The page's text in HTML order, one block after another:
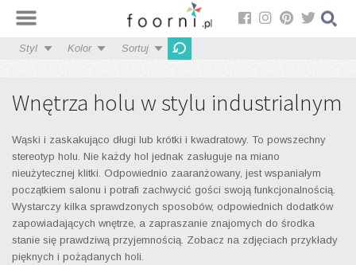
Styl Kolor Sortuj
Wnętrza holu w stylu industrialnym
Wąski i zaskakująco długi lub krótki i kwadratowy. To powszechny
stereotyp holu. Nie każdy hol jednak zasługuje na miano
nieużytecznej klitki. Odpowiednio zaaranżowany, jest wspaniałym
początkiem salonu i potrafi zachwycić gości swoją funkcjonalnością.
Wystarczy kilka sprawdzonych sposobów, odpowiednich dodatków
zapowiadających wnętrze, a zapraszanie znajomych do środka
stanie się prawdziwą przyjemnością. Zobacz na zdjęciach przykłady
pięknych i pożądanych holi.